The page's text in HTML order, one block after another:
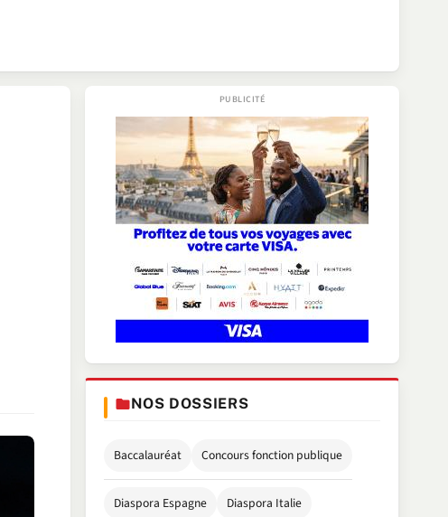
NOS DOSSIERS
Baccalauréat Concours fonction publique
Diaspora Espagne Diaspora Italie